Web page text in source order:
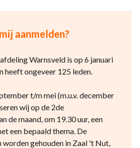
aanmelden?
Warnsveld is op 6 januari
heeft ongeveer 125 leden.
t/m mei (m.u.v. december
wij op de 2de
de maand, om 19.30 uur, een
een bepaald thema. De
gehouden in Zaal 't Nut,